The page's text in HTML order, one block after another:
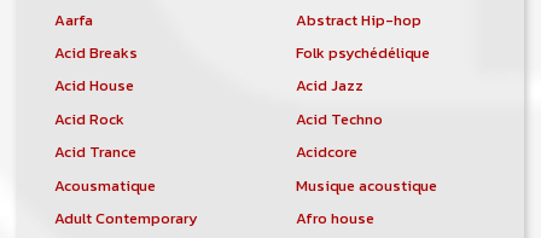
Aarfa
Abstract Hip-hop
Acid Breaks
Folk psychédélique
Acid House
Acid Jazz
Acid Rock
Acid Techno
Acid Trance
Acidcore
Acousmatique
Musique acoustique
Adult Contemporary
Afro house